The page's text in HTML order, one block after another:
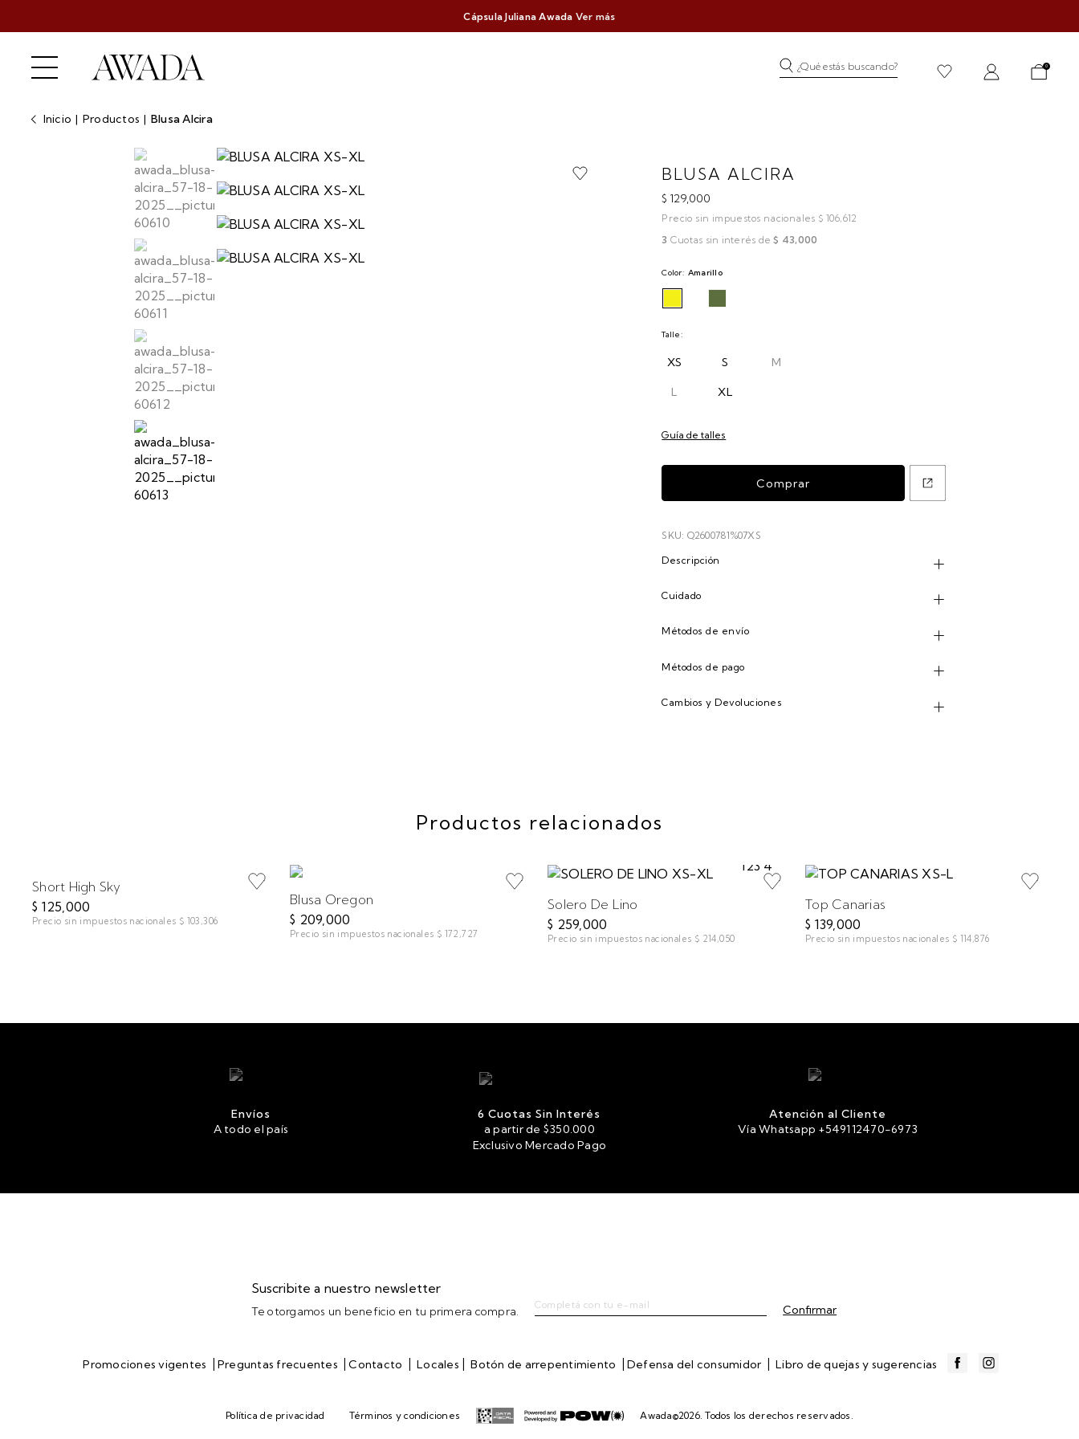
Cápsula Juliana Awada Ver más
¿Qué estás buscando? 0
Inicio | Productos | Blusa Alcira
BLUSA ALCIRA
$ 129,000
Precio sin impuestos nacionales $ 106,612
3 Cuotas sin interés de$ 43,000
Color: Amarillo
Talle:
XS S M
L XL
Guía de talles
SKU: Q2600781%07XS
Descripción
Cuidado
Métodos de envío
Métodos de pago
Cambios y Devoluciones
Productos relacionados
Short High Sky
$ 125,000
Precio sin impuestos nacionales $ 103,306
Blusa Oregon
$ 209,000
Precio sin impuestos nacionales $ 172,727
Solero De Lino
$ 259,000
Precio sin impuestos nacionales $ 214,050
Top Canarias
$ 139,000
Precio sin impuestos nacionales $ 114,876
Envíos
A todo el país
6 Cuotas Sin Interés
a partir de $350.000
Exclusivo Mercado Pago
Atención al Cliente
Vía Whatsapp +549112470-6973
Suscribite a nuestro newsletter
Te otorgamos un beneficio en tu primera compra.
Promociones vigentes | Preguntas frecuentes | Contacto | Locales | Botón de arrepentimiento | Defensa del consumidor | Libro de quejas y sugerencias
Política de privacidad Términos y condiciones Awada©2026. Todos los derechos reservados.